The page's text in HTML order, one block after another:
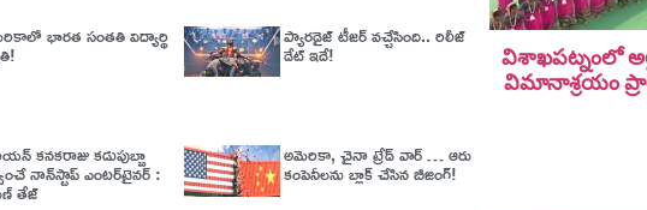
భార‌త సంత‌తి విద్యార్థి ప్యారడైజ్‌ టీజర్‌ వచ్చేసింది.. రిలీజ్‌
డేట్‌ ఇదే!
కనకరాజు కడుపుబ్బా
నాన్‌స్టాప్ ఎంటర్‌టైనర్ :
తేజ్
అమెరికా, చైనా ట్రేడ్​​ వార్​ … ఆరు
కంపెనీలను బ్లాక్​ చేసిన బీజింగ్​!
విశాఖపట్నంలో
విమానాశ్ర‌యం